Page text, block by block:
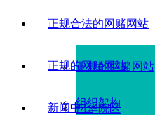
正规合法的网赌网站
正规的网赌网站
组织架构
正规的网赌网站
广华院区
新闻中心